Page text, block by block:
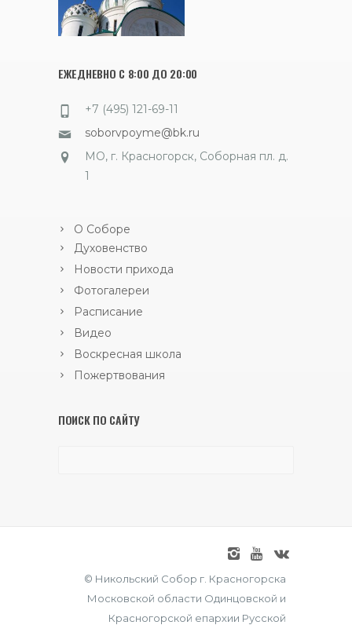
ЕЖЕДНЕВНО С 8:00 ДО 20:00
+7 (495) 121-69-11
soborvpoyme@bk.ru
МО, г. Красногорск, Соборная пл. д.
1
О Соборе
Духовенство
Новости прихода
Фотогалереи
Расписание
Видео
Воскресная школа
Пожертвования
ПОИСК ПО САЙТУ
© Никольский Собор г. Красногорска
Московской области Одинцовской и
Красногорской епархии Русской